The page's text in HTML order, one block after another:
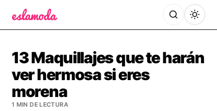
13 Maquillajes que te harán
ver hermosa si eres
morena
1 MIN DE LECTURA